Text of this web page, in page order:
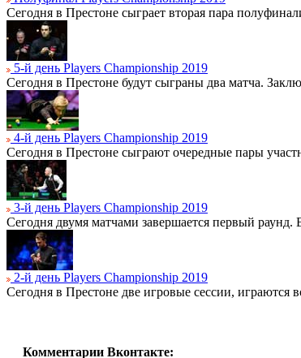
Сегодня в Престоне сыграет вторая пара
5-й день Players Championship 2019
Сегодня в Престоне будут сыграны два матча.
4-й день Players Championship 2019
Сегодня в Престоне сыграют очередные пары
3-й день Players Championship 2019
Сегодня двумя матчами завершается первый
2-й день Players Championship 2019
Сегодня в Престоне две игровые сессии, играются
Комментарии Вконтакте: